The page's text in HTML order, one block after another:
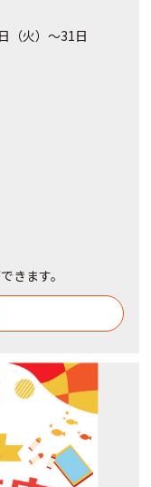
（火）～31日
きます。